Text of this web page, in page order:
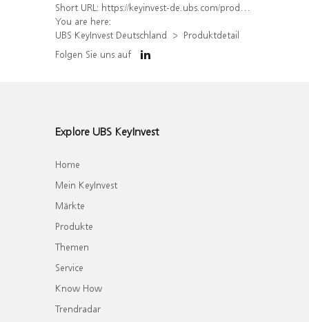
Short URL: https://keyinvest-de.ubs.com/produkt/detail/index/isin/DE000WA7S0J2
You are here:
UBS KeyInvest Deutschland
Produktdetail
Folgen Sie uns auf
Explore UBS KeyInvest
Home
Mein KeyInvest
Märkte
Produkte
Themen
Service
Know How
Trendradar